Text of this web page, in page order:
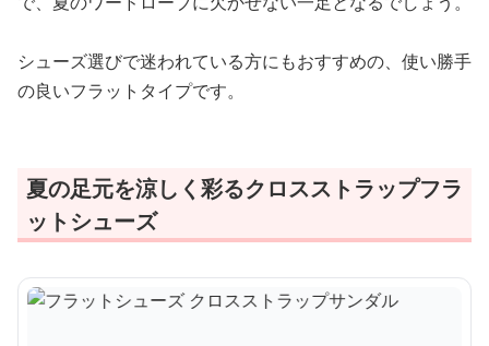
シューズ選びで迷われている方にもおすすめの、使い勝手
の良いフラットタイプです。
夏の足元を涼しく彩るクロスストラップフラ
ットシューズ